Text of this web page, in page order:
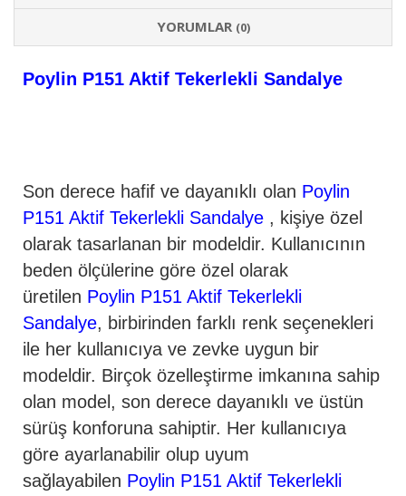
YORUMLAR (0)
Poylin P151 Aktif Tekerlekli Sandalye
Son derece hafif ve dayanıklı olan Poylin
P151 Aktif Tekerlekli Sandalye , kişiye özel
olarak tasarlanan bir modeldir. Kullanıcının
beden ölçülerine göre özel olarak
üretilen Poylin P151 Aktif Tekerlekli
Sandalye, birbirinden farklı renk seçenekleri
ile her kullanıcıya ve zevke uygun bir
modeldir. Birçok özelleştirme imkanına sahip
olan model, son derece dayanıklı ve üstün
sürüş konforuna sahiptir. Her kullanıcıya
göre ayarlanabilir olup uyum
sağlayabilen Poylin P151 Aktif Tekerlekli